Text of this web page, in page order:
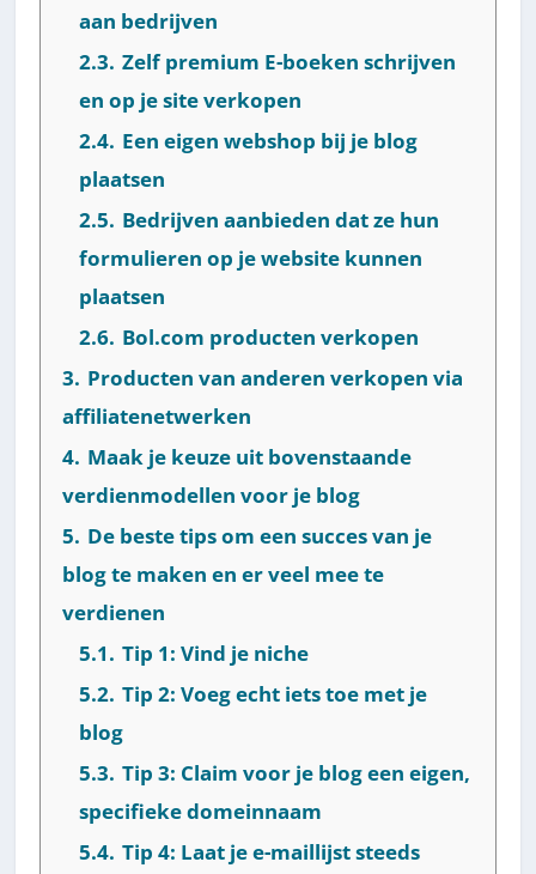
aan bedrijven
2.3. Zelf premium E-boeken schrijven
en op je site verkopen
2.4. Een eigen webshop bij je blog
plaatsen
2.5. Bedrijven aanbieden dat ze hun
formulieren op je website kunnen
plaatsen
2.6. Bol.com producten verkopen
3. Producten van anderen verkopen via
affiliatenetwerken
4. Maak je keuze uit bovenstaande
verdienmodellen voor je blog
5. De beste tips om een succes van je
blog te maken en er veel mee te
verdienen
5.1. Tip 1: Vind je niche
5.2. Tip 2: Voeg echt iets toe met je
blog
5.3. Tip 3: Claim voor je blog een eigen,
specifieke domeinnaam
5.4. Tip 4: Laat je e-maillijst steeds